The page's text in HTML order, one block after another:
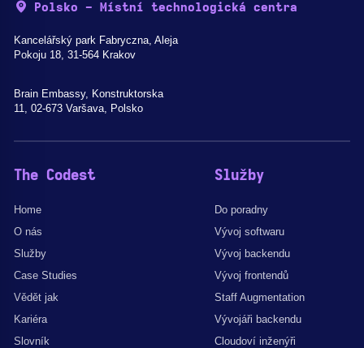
Polsko - Místní technologická centra
Kancelářský park Fabryczna, Aleja
Pokoju 18, 31-564 Krakov
Brain Embassy, Konstruktorska
11, 02-673 Varšava, Polsko
The Codest
Home
O nás
Služby
Case Studies
Vědět jak
Kariéra
Slovník
Služby
Do poradny
Vývoj softwaru
Vývoj backendu
Vývoj frontendů
Staff Augmentation
Vývojáři backendu
Cloudoví inženýři